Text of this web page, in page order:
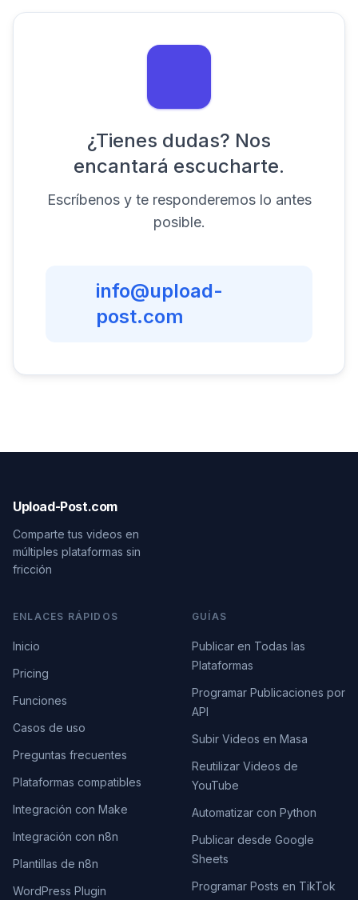
¿Tienes dudas? Nos
encantará escucharte.
Escríbenos y te responderemos lo antes
posible.
info@upload-
post.com
Upload-Post.com
Comparte tus videos en
múltiples plataformas sin
fricción
ENLACES RÁPIDOS
Inicio
Pricing
Funciones
Casos de uso
Preguntas frecuentes
Plataformas compatibles
Integración con Make
Integración con n8n
Plantillas de n8n
WordPress Plugin
GUÍAS
Publicar en Todas las
Plataformas
Programar Publicaciones por
API
Subir Videos en Masa
Reutilizar Videos de
YouTube
Automatizar con Python
Publicar desde Google
Sheets
Programar Posts en TikTok